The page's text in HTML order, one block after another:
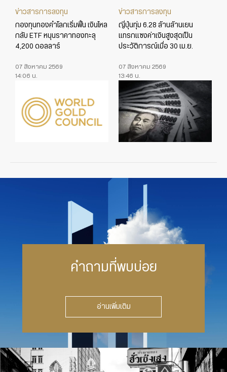
ข่าวสารการลงทุน
กองทุนทองคำโลกเริ่มฟื้น เงินไหล
กลับ ETF หนุนราคาทองทะลุ
4,200 ดอลลาร์
07 สิงหาคม 2569
14:06 น.
ข่าวสารการลงทุน
ญี่ปุ่นทุ่ม 6.28 ล้านล้านเยน
แทรกแซงค่าเงินสูงสุดเป็น
ประวัติการณ์เมื่อ 30 เม.ย.
07 สิงหาคม 2569
13:46 น.
คำถามที่พบบ่อย
อ่านเพิ่มเติม